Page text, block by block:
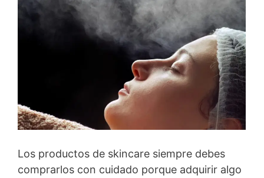
Los productos de skincare siempre debes
comprarlos con cuidado porque adquirir algo